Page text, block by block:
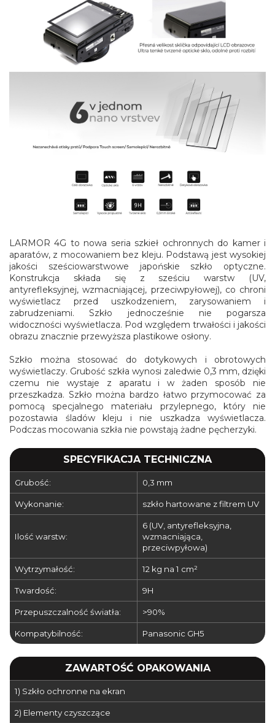
LARMOR 4G to nowa seria szkieł ochronnych do kamer i
aparatów, z mocowaniem bez kleju. Podstawą jest wysokiej
jakości sześciowarstwowe japońskie szkło optyczne.
Konstrukcja składa się z sześciu warstw (UV,
antyrefleksyjnej, wzmacniającej, przeciwpyłowej), co chroni
wyświetlacz przed uszkodzeniem, zarysowaniem i
zabrudzeniami. Szkło jednocześnie nie pogarsza
widoczności wyświetlacza. Pod względem trwałości i jakości
obrazu znacznie przewyższa plastikowe osłony.
Szkło można stosować do dotykowych i obrotowych
wyświetlaczy. Grubość szkła wynosi zaledwie 0,3 mm, dzięki
czemu nie wystaje z aparatu i w żaden sposób nie
przeszkadza. Szkło można bardzo łatwo przymocować za
pomocą specjalnego materiału przylepnego, który nie
pozostawia śladów kleju i nie uszkadza wyświetlacza.
Podczas mocowania szkła nie powstają żadne pęcherzyki.
SPECYFIKACJA TECHNICZNA
Grubość: 0,3 mm
Wykonanie: szkło hartowane z filtrem UV
Ilość warstw:
6 (UV, antyrefleksyjna,
wzmacniająca,
przeciwpyłowa)
Wytrzymałość: 12 kg na 1 cm²
Twardość: 9H
Przepuszczalność światła: >90%
Kompatybilność: Panasonic GH5
ZAWARTOŚĆ OPAKOWANIA
1) Szkło ochronne na ekran
2) Elementy czyszczące